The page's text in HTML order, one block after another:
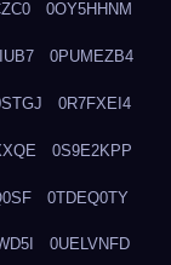
0OY5HHNM
0PUMEZB4
0R7FXEI4
0S9E2KPP
0TDEQ0TY
0UELVNFD